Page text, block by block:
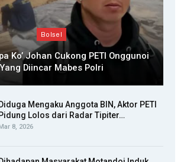
Bolsel
Ko’ Johan Cukong PETI Onggunoi
Yang Diincar Mabes Polri
Diduga Mengaku Anggota BIN, Aktor PETI
Pidung Lolos dari Radar Tipiter…
8, 2026